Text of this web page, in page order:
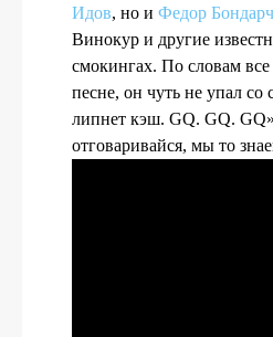
Идов, но и Федор
Винокур и другие
смокингах. По словам
песне, он чуть не упал со
липнет кэш. GQ. GQ.
отговаривайся, мы то